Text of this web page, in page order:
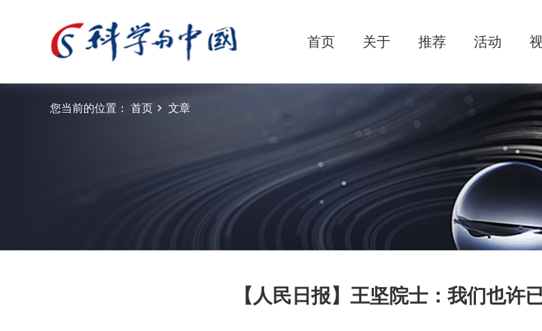
首页 关于 推荐 活动
您当前的位置： 首页 文章
【人民日报】王坚院士：我们也许